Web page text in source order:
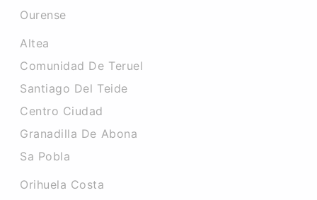
Ourense
Altea
Comunidad De Teruel
Santiago Del Teide
Centro Ciudad
Granadilla De Abona
Sa Pobla
Orihuela Costa